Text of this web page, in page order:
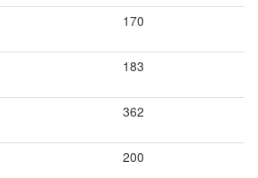
170
183
362
200